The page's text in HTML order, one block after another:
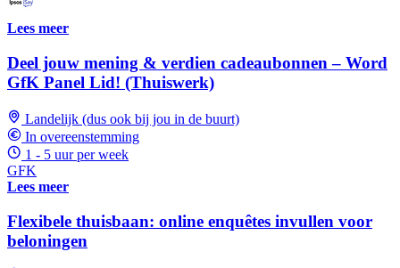
Lees meer
Deel jouw mening & verdien cadeaubonnen – Word
GfK Panel Lid! (Thuiswerk)
Landelijk (dus ook bij jou in de buurt)
In overeenstemming
1 - 5 uur per week
GFK
Lees meer
Flexibele thuisbaan: online enquêtes invullen voor
beloningen